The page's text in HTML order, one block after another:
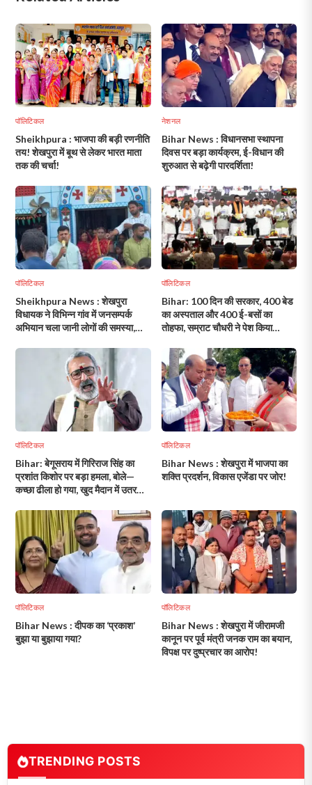
पॉलिटिकल
Sheikhpura : भाजपा की बड़ी रणनीति
तय! शेखपुरा में बूथ से लेकर भारत माता
तक की चर्चा!
नेशनल
Bihar News : विधानसभा स्थापना
दिवस पर बड़ा कार्यक्रम, ई-विधान की
शुरुआत से बढ़ेगी पारदर्शिता!
पॉलिटिकल
Sheikhpura News : शेखपुरा
विधायक ने विभिन्न गांव में जनसम्पर्क
अभियान चला जानी लोगों की समस्या,
पॉलिटिकल
Bihar: 100 दिन की सरकार, 400 बेड
का अस्पताल और 400 ई-बसों का
तोहफा, सम्राट चौधरी ने पेश किया
मरीजों का इंतजार बना सवाल!
पॉलिटिकल
Bihar: बेगूसराय में गिरिराज सिंह का
प्रशांत किशोर पर बड़ा हमला, बोले—
कच्छा ढीला हो गया, खुद मैदान में उतर
पॉलिटिकल
Bihar News : शेखपुरा में भाजपा का
शक्ति प्रदर्शन, विकास एजेंडा पर जोर!
पॉलिटिकल
Bihar News : दीपक का ‘प्रकाश’
बुझा या बुझाया गया?
पॉलिटिकल
Bihar News : शेखपुरा में जीरामजी
कानून पर पूर्व मंत्री जनक राम का बयान,
विपक्ष पर दुष्प्रचार का आरोप!
TRENDING POSTS